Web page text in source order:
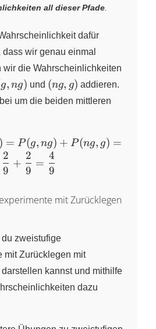
all dieser Pfade
dafür
wir genau einmal
wir die Wahrscheinlichkeiten
g, ng) und (ng,
g)
(ng, g) addieren.
um die beiden mittleren
= P(g, ng) + P (ng, g) =
9
2
+
9
2
=
9
4
mit Zurücklegen
zweistufige
mit Zurücklegen mit
kannst und mithilfe
dazu